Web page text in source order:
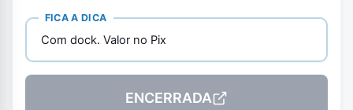
FICA A DICA
Com dock. Valor no Pix
ENCERRADA